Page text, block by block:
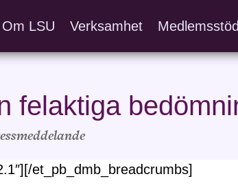
Om LSU Verksamhet Medlemsstöd
felaktiga
et_pb_dmb_breadcrumbs]